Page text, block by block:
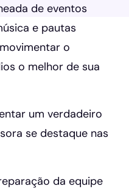
de eventos
e pautas
o
o melhor de sua
um verdadeiro
se destaque nas
da equipe